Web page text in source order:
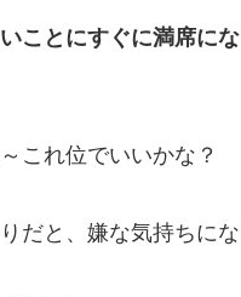
ことにすぐに満席に
これ位でいいかな？
だと、嫌な気持ちに